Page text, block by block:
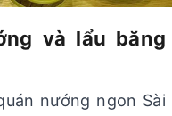
và lẩu băng
nướng ngon Sài